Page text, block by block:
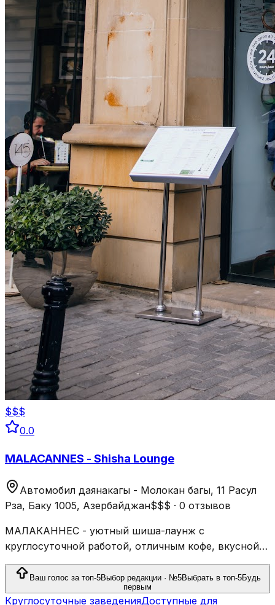
$$$
0.0
MALACANNES - Shisha Lounge
Автомобил даянакагы - Молокан багы, 11 Расул
Рза, Баку 1005, Азербайджан$$$ · 0 отзывов
МАЛАКАННЕС - уютный шиша-лаунж с
круглосуточной работой, отличным кофе, вкусной
кухней и атмосферой уюта в центре Баку.
Ваш голос за топ-5Выбор редакции · №5Выбрать в топ-5Будь
первым
Круглосуточные заведенияДоступные для